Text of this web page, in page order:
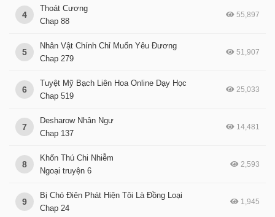
4
Thoát Cương
Chap 88
55,897
5
Nhân Vật Chính Chỉ Muốn Yêu Đương
Chap 279
51,907
6
Tuyệt Mỹ Bạch Liên Hoa Online Dạy Học
Chap 519
25,033
7
Desharow Nhân Ngư
Chap 137
14,481
8
Khốn Thú Chi Nhiễm
Ngoại truyện 6
2,593
9
Bị Chó Điên Phát Hiện Tôi Là Đồng Loại
Chap 24
1,945